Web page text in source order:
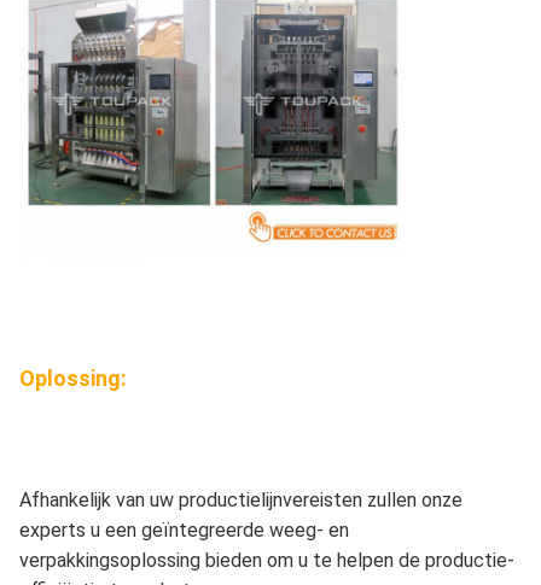
Oplossing:
Afhankelijk van uw productielijnvereisten zullen onze
experts u een geïntegreerde weeg- en
verpakkingsoplossing bieden om u te helpen de productie-